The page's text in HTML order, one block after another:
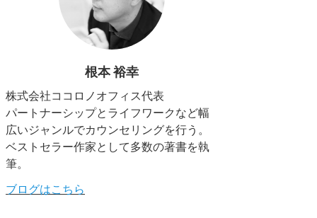
根本 裕幸
株式会社ココロノオフィス代表
パートナーシップとライフワークなど幅
広いジャンルでカウンセリングを行う。
ベストセラー作家として多数の著書を執
筆。
ブログはこちら